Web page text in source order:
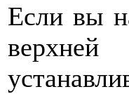
Если вы